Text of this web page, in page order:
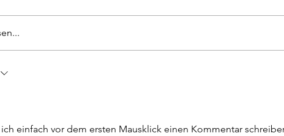
und
und
wieder und wir bekommen es
einfach vor dem ersten Mausklick einen Kommentar